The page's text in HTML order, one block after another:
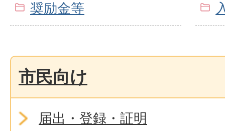
奨励金等
市民向け
届出・登録・証明